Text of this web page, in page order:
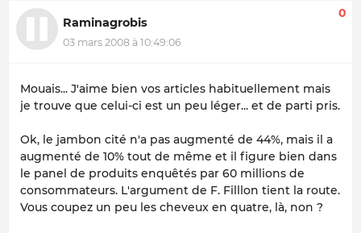
Raminagrobis
03 mars 2008 à 10:49:06
0
Mouais... J'aime bien vos articles habituellement mais
je trouve que celui-ci est un peu léger... et de parti pris.
Ok, le jambon cité n'a pas augmenté de 44%, mais il a
augmenté de 10% tout de même et il figure bien dans
le panel de produits enquêtés par 60 millions de
consommateurs. L'argument de F. Filllon tient la route.
Vous coupez un peu les cheveux en quatre, là, non ?